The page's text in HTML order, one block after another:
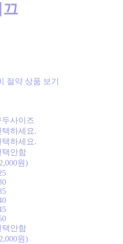
절약 상품 보기
두사이즈
택하세요.
택하세요.
택안함
원)
택안함
원)